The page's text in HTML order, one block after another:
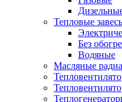
Тепловые
Без
Водяные
Масляные